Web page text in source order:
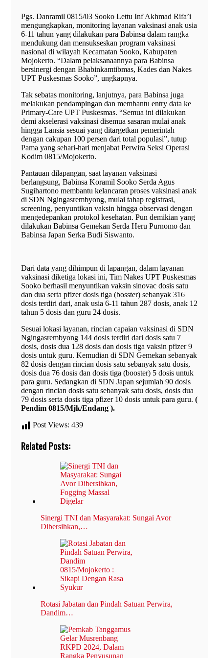
Pgs. Danramil 0815/03 Sooko Lettu Inf Akhmad Rifa’i
mengungkapkan, monitoring layanan vaksinasi anak usia
6-11 tahun yang dilakukan para Babinsa dalam rangka
mendukung dan mensukseskan program vaksinasi
nasional di wilayah Kecamatan Sooko, Kabupaten
Mojokerto. “Dalam pelaksanaannya para Babinsa
bersinergi dengan Bhabinkamtibmas, Kades dan Nakes
UPT Puskesmas Sooko”, ungkapnya.
Tak sebatas monitoring, lanjutnya, para Babinsa juga
melakukan pendampingan dan membantu entry data ke
Primary-Care UPT Puskesmas. “Semua ini dilakukan
demi akselerasi vaksinasi disemua sasaran mulai anak
hingga Lansia sesuai yang ditargetkan pemerintah
dengan cakupan 100 persen dari total populasi”, tutup
Pama yang sehari-hari menjabat Perwira Seksi Operasi
Kodim 0815/Mojokerto.
Pantauan dilapangan, saat layanan vaksinasi
berlangsung, Babinsa Koramil Sooko Serda Agus
Sugihartono membantu kelancaran proses vaksinasi anak
di SDN Ngingasrembyong, mulai tahap registrasi,
screening, penyuntikan vaksin hingga observasi dengan
mengedepankan protokol kesehatan. Pun demikian yang
dilakukan Babinsa Gemekan Serda Heru Purnomo dan
Babinsa Japan Serka Budi Siswanto.
Dari data yang dihimpun di lapangan, dalam layanan
vaksinasi diketiga lokasi ini, Tim Nakes UPT Puskesmas
Sooko berhasil menyuntikan vaksin sinovac dosis satu
dan dua serta pfizer dosis tiga (bosster) sebanyak 316
dosis terdiri dari, anak usia 6-11 tahun 287 dosis, anak 12
tahun 5 dosis dan guru 24 dosis.
Sesuai lokasi layanan, rincian capaian vaksinasi di SDN
Ngingasrembyong 144 dosis terdiri dari dosis satu 7
dosis, dosis dua 128 dosis dan dosis tiga vaksin pfizer 9
dosis untuk guru. Kemudian di SDN Gemekan sebanyak
82 dosis dengan rincian dosis satu sebanyak satu dosis,
dosis dua 76 dosis dan dosis tiga (booster) 5 dosis untuk
para guru. Sedangkan di SDN Japan sejumlah 90 dosis
dengan rincian dosis satu sebanyak satu dosis, dosis dua
79 dosis serta dosis tiga pfizer 10 dosis untuk para guru. (
Pendim 0815/Mjk/Endang ).
Post Views: 439
Related Posts:
Sinergi TNI dan Masyarakat: Sungai Avor
Dibersihkan,…
Rotasi Jabatan dan Pindah Satuan Perwira,
Dandim…